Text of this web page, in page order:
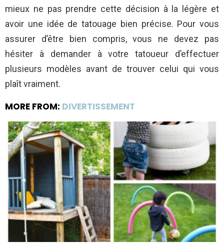
mieux ne pas prendre cette décision à la légère et
avoir une idée de tatouage bien précise. Pour vous
assurer d’être bien compris, vous ne devez pas
hésiter à demander à votre tatoueur d’effectuer
plusieurs modèles avant de trouver celui qui vous
plaît vraiment.
MORE FROM: DIVERTISSEMENT